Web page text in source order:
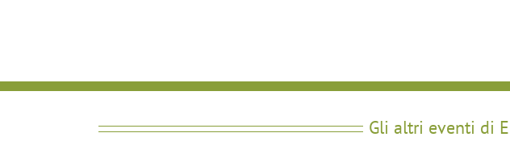
Gli altri eventi di